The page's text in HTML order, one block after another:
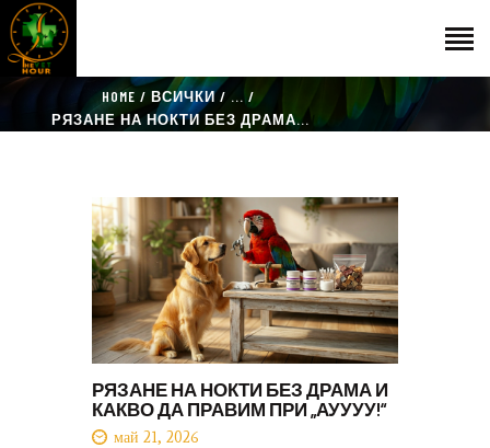
HOME ВСИЧКИ
...
РЯЗАНЕ НА НОКТИ БЕЗ ДРАМА...
НАЧАЛО
КАТАЛОГ
THE VET HOUR
БЛОГ
КОНТАКТ
РЯЗАНЕ НА НОКТИ БЕЗ ДРАМА И
КАКВО ДА ПРАВИМ ПРИ „АУУУУ!“
май 21, 2026